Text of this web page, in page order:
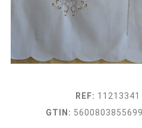
REF:
GTIN: